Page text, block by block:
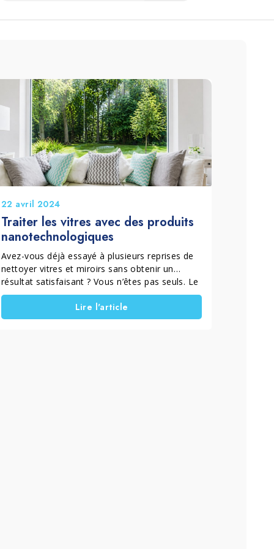
22 avril 2024
Traiter les vitres avec des produits
nanotechnologiques
Avez-vous déjà essayé à plusieurs reprises de
nettoyer vitres et miroirs sans obtenir un
résultat satisfaisant ? Vous n’êtes pas seuls. Le
verre est un matériau difficile à nettoyer sans
laisser de traces ou d’auréoles visibles, surtout
sur des surfaces exposées comme les
Lire l'article